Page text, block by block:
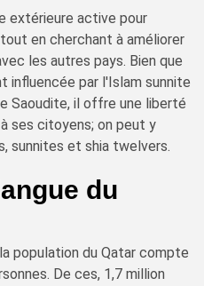
extérieure active pour
en cherchant à améliorer
les autres pays. Bien que
influencée par l'Islam sunnite
Saoudite, il offre une liberté
ses citoyens; on peut y
sunnites et shia twelvers.
du
population du Qatar compte
De ces, 1,7 million